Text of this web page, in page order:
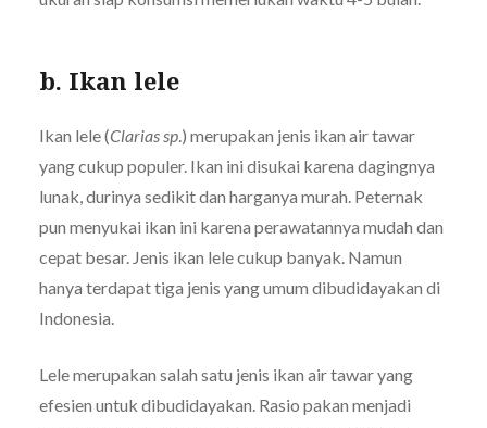
b. Ikan lele
Ikan lele (Clarias sp.) merupakan jenis ikan air tawar
yang cukup populer. Ikan ini disukai karena dagingnya
lunak, durinya sedikit dan harganya murah. Peternak
pun menyukai ikan ini karena perawatannya mudah dan
cepat besar. Jenis ikan lele cukup banyak. Namun
hanya terdapat tiga jenis yang umum dibudidayakan di
Indonesia.
Lele merupakan salah satu jenis ikan air tawar yang
efesien untuk dibudidayakan. Rasio pakan menjadi